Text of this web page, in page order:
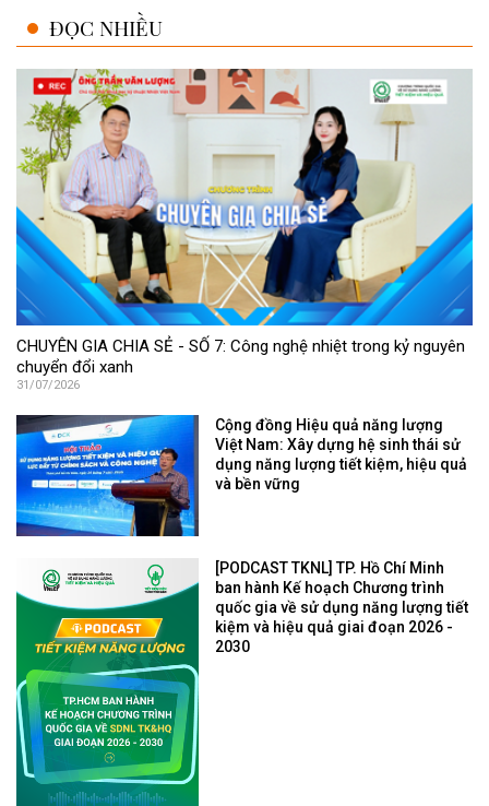
ĐỌC NHIỀU
CHUYÊN GIA CHIA SẺ - SỐ 7: Công nghệ nhiệt trong kỷ nguyên
chuyển đổi xanh
31/07/2026
Cộng đồng Hiệu quả năng lượng
Việt Nam: Xây dựng hệ sinh thái sử
dụng năng lượng tiết kiệm, hiệu quả
và bền vững
[PODCAST TKNL] TP. Hồ Chí Minh
ban hành Kế hoạch Chương trình
quốc gia về sử dụng năng lượng tiết
kiệm và hiệu quả giai đoạn 2026 -
2030